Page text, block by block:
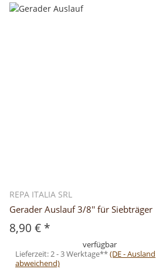
REPA ITALIA SRL
Gerader Auslauf 3/8'' für Siebträger
8,90 € *
verfügbar
Lieferzeit:2 - 3 Werktage**(DE - Ausland
abweichend)